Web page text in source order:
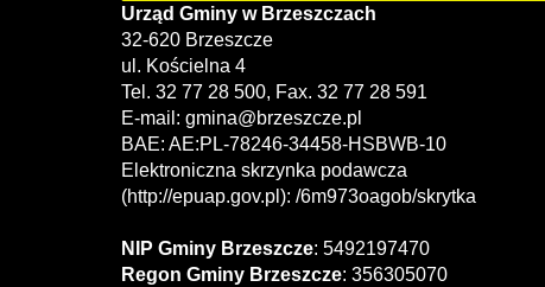
Urząd Gminy w Brzeszczach
32-620 Brzeszcze
ul. Kościelna 4
Tel. 32 77 28 500, Fax. 32 77 28 591
E-mail: gmina@brzeszcze.pl
BAE: AE:PL-78246-34458-HSBWB-10
Elektroniczna skrzynka podawcza
(http://epuap.gov.pl): /6m973oagob/skrytka
NIP Gminy Brzeszcze: 5492197470
Regon Gminy Brzeszcze: 356305070